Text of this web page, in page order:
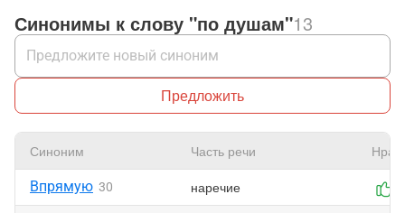
Синонимы к слову "по душам"13
Предложить
Синоним Часть речи
Впрямую 30 наречие